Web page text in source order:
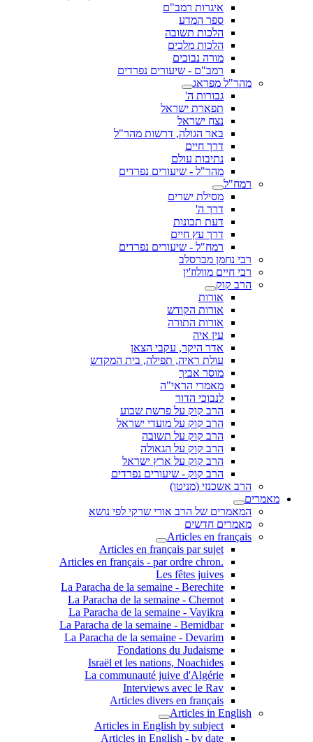
איגרות רמב"ם
ספר המדע
הלכות תשובה
הלכות מלכים
מורה נבוכים
רמב"ם - שיעורים נפרדים
מהר"ל מפראג
גבורות ה'
תפארת ישראל
נצח ישראל
באר הגולה, דרשות מהר"ל
דרך חיים
נתיבות עולם
מהר"ל - שיעורים נפרדים
רמח"ל
מסילת ישרים
דרך ה'
דעת תבונות
דרך עץ חיים
רמח"ל - שיעורים נפרדים
רבי נחמן מברסלב
רבי חיים מוולוז'ין
הרב קוק
אורות
אורות הקודש
אורות התורה
עין איה
אדר היקר, עקבי הצאן
עולת ראיה, תפילה, בית המקדש
מוסר אביך
מאמרי הראי"ה
לנבוכי הדור
הרב קוק על פרשת שבוע
הרב קוק על מועדי ישראל
הרב קוק על תשובה
הרב קוק על הגאולה
הרב קוק על ארץ ישראל
הרב קוק - שיעורים נפרדים
הרב אשכנזי (מניטו)
מאמרים
המאמרים של הרב אורי שרקי לפי נושא
מאמרים חדשים
Articles en français
Articles en français par sujet
.Articles en français - par ordre chron
Les fêtes juives
La Paracha de la semaine - Berechite
La Paracha de la semaine - Chemot
La Paracha de la semaine - Vayikra
La Paracha de la semaine - Bemidbar
La Paracha de la semaine - Devarim
Fondations du Judaisme
Israël et les nations, Noachides
La communauté juive d'Algérie
Interviews avec le Rav
Articles divers en français
Articles in English
Articles in English by subject
Articles in English - by date